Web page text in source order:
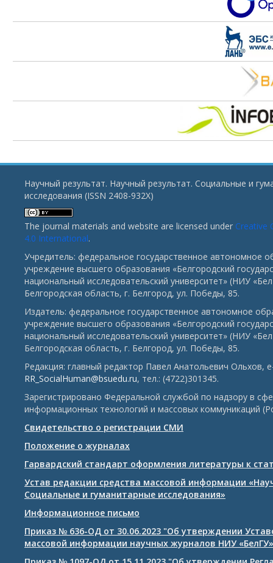
Научный результат. Научный результат. Социальные и
исследования (ISSN 2408-932X)
The journal materials and website are licensed under Creative
4.0 International.
Учредитель: федеральное государственное автономное
учреждение высшего образования «Белгородский
национальный исследовательский университет» (НИУ
Белгородская область, г. Белгород, ул. Победы, 85.
Издатель: федеральное государственное автономное
учреждение высшего образования «Белгородский
национальный исследовательский университет» (НИУ
Белгородская область, г. Белгород, ул. Победы, 85.
Редакция: главный редактор Павел Анатольевич Ольхов,
RR_SocialHuman@bsuedu.ru, тел.: (4722)301345.
Зарегистрировано Федеральной службой по надзору в
информационных технологий и массовых коммуникаций
Свидетельство о регистрации СМИ
Положение о журналах
Гарвардский стандарт оформления литературы к
Устав редакции средства массовой информации
Социальные и гуманитарные исследования»
Информационное письмо
Приказ № 636-ОД от 30.06.2023 "Об утверждении
массовой информации научных журналов НИУ «БелГУ»